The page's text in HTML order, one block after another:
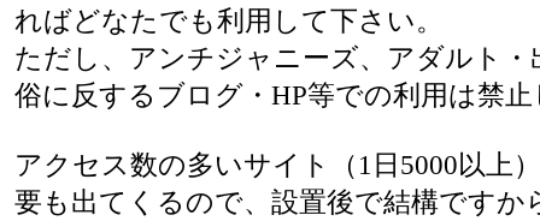
ればどなたでも利用して下さい。
ただし、アンチジャニーズ、アダルト・
俗に反するブログ・HP等での利用は禁
アクセス数の多いサイト（1日5000以上
要も出てくるので、設置後で結構ですか